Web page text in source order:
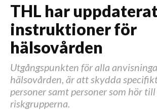
THL har
instruktioner för
hälsovården
Utgångspunkten för alla
hälsovården, är att skydda
personer samt personer som hör till
riskgrupperna.